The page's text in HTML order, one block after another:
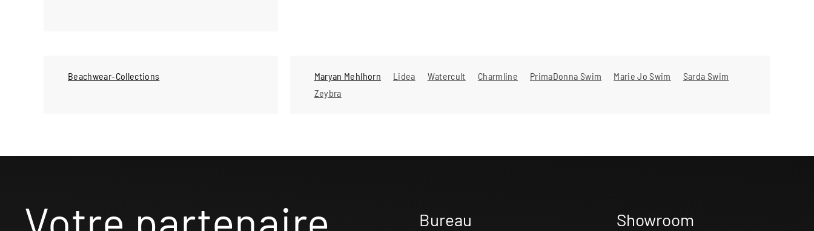
Beachwear-Collections Maryan Mehlhorn Lidea Watercult Charmline PrimaDonna Swim Marie Jo Swim
Sarda Swim
Zeybra
Bureau Showroom